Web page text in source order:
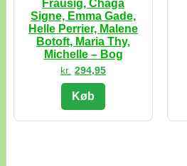
Frausig, Chaga
Signe, Emma Gade,
Helle Perrier, Malene
Botoft, Maria Thy,
Michelle – Bog
kr. 294,95
Køb